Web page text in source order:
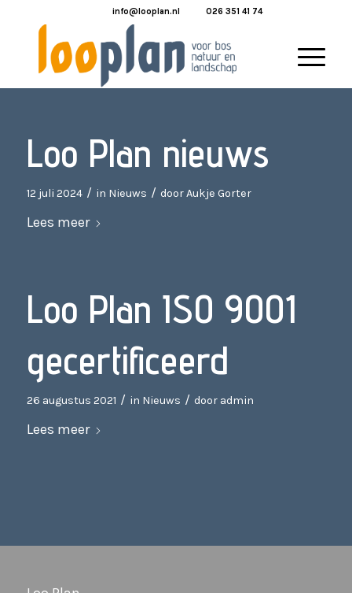
info@looplan.nl 026 351 41 74
Loo Plan nieuws
12 juli 2024 / in Nieuws / doorAukje Gorter
Lees meer
Loo Plan ISO 9001
gecertificeerd
26 augustus 2021 / in Nieuws / door admin
Lees meer